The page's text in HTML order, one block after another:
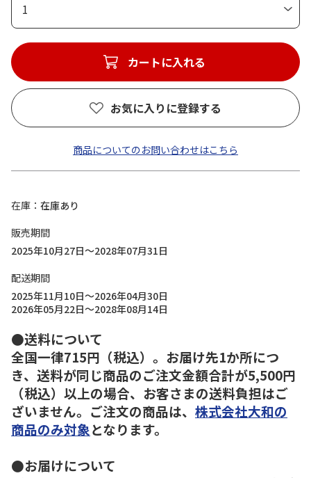
1
カートに入れる
お気に入りに登録する
商品についてのお問い合わせはこちら
在庫
在庫あり
販売期間
2025年10月27日～2028年07月31日
配送期間
2025年11月10日～2026年04月30日
2026年05月22日～2028年08月14日
●送料について
全国一律715円（税込）。お届け先1か所につ
き、送料が同じ商品のご注文金額合計が5,500円
（税込）以上の場合、お客さまの送料負担はご
ざいません。ご注文の商品は、 株式会社大和の
商品のみ対象となります。
●お届けについて